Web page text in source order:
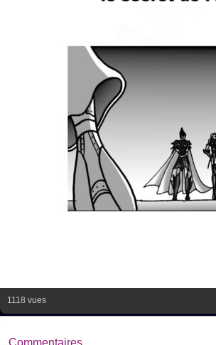
1118 vues
Commentaires